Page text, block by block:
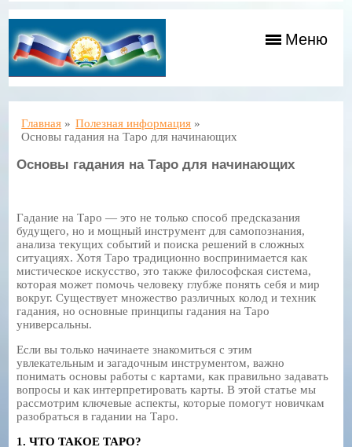
Меню
Главная » Полезная информация »
Основы гадания на Таро для начинающих
Основы гадания на Таро для начинающих
Гадание на Таро — это не только способ предсказания
будущего, но и мощный инструмент для самопознания,
анализа текущих событий и поиска решений в сложных
ситуациях. Хотя Таро традиционно воспринимается как
мистическое искусство, это также философская система,
которая может помочь человеку глубже понять себя и мир
вокруг. Существует множество различных колод и техник
гадания, но основные принципы гадания на Таро
универсальны.
Если вы только начинаете знакомиться с этим
увлекательным и загадочным инструментом, важно
понимать основы работы с картами, как правильно задавать
вопросы и как интерпретировать карты. В этой статье мы
рассмотрим ключевые аспекты, которые помогут новичкам
разобраться в гадании на Таро.
1. ЧТО ТАКОЕ ТАРО?